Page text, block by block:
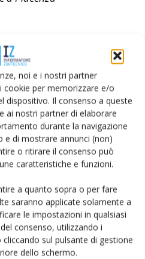
noi e i nostri partner
per memorizzare e/o
dispositivo. Il consenso a queste
ai nostri partner di elaborare
durante la navigazione
e di mostrare annunci (non)
o ritirare il consenso può
caratteristiche e funzioni.
a quanto sopra o per fare
saranno applicate solamente a
le impostazioni in qualsiasi
consenso, utilizzando i
sul pulsante di gestione
dello schermo.
2023, tante aspettative
regolamento sulle Dop e Igp
2023 il 10 novembre a